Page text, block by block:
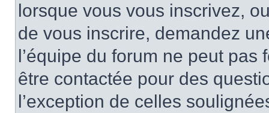
lorsque vous vous inscrivez,
de vous inscrire, demandez
l’équipe du forum ne peut
être contactée pour des
l’exception de celles